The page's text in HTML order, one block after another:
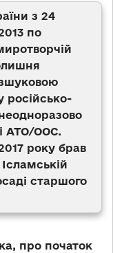
з 24
по
російсько-
АТО/ООС.
року брав
старшого
про початок